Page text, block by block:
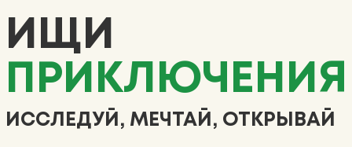
ИЩИ
ПРИКЛЮЧЕНИЯ
ИССЛЕДУЙ, МЕЧТАЙ, ОТКРЫВАЙ